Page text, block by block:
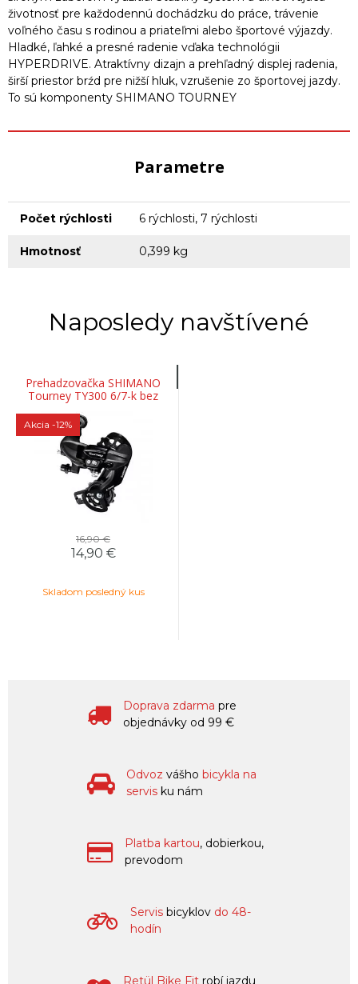
životnosť pre každodennú dochádzku do práce, trávenie
voľného času s rodinou a priateľmi alebo športové výjazdy.
Hladké, ľahké a presné radenie vďaka technológii
HYPERDRIVE. Atraktívny dizajn a prehľadný displej radenia,
širší priestor brźd pre nižší hluk, vzrušenie zo športovej jazdy.
To sú komponenty SHIMANO TOURNEY
Parametre
Počet rýchlosti 6 rýchlosti, 7 rýchlosti
Hmotnosť 0,399 kg
Naposledy navštívené
Prehadzovačka SHIMANO
Tourney TY300 6/7-k bez
Akcia -12%
16,90 €
14,90 €
Skladom posledný kus
Doprava zdarma pre
objednávky od 99 €
Odvoz vášho bicykla na
servis ku nám
Platba kartou, dobierkou,
prevodom
Servis bicyklov do 48-
hodín
Retül Bike Fit robí jazdu